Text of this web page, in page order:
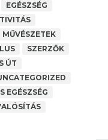
EGÉSZSÉG
MŰVÉSZETEK
SZERZŐK
ÚT
EGÉSZSÉG